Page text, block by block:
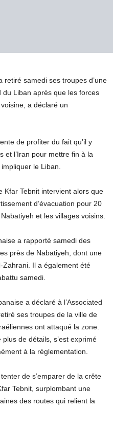
retiré samedi ses troupes d’une
Liban après que les forces
a déclaré un
de profiter du fait qu’il y
et l’Iran pour mettre fin à la
le Liban.
Kfar Tebnit intervient alors que
d’évacuation pour 20
et les villages voisins.
a rapporté samedi des
près de Nabatiyeh, dont une
Il a également été
samedi.
a déclaré à l’Associated
ses troupes de la ville de
ont attaqué la zone.
de détails, s’est exprimé
à la réglementation.
de s’emparer de la crête
Tebnit, surplombant une
des routes qui relient la